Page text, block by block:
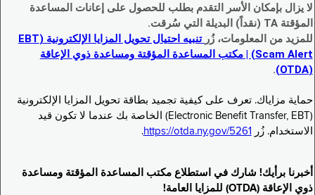
لا يزال بإمكان الأسر التقدم بطلب للحصول على إعانات المساعدة
المؤقتة TA (نقداً) البديلة التي سُرقت.
للمزيد من المعلومات، زُر
تنبيه احتيال تحويل المزايا الإلكترونية (EBT
Scam Alert) | مكتب المساعدة المؤقتة ومساعدة ذوي الإعاقة
(OTDA)
.
حماية مزاياك. تعرف على كيفية تجميد بطاقة تحويل المزايا الإلكترونية
(Electronic Benefit Transfer, EBT) الخاصة بك عندما لا تكون قيد
الاستخدام. زُر
https://otda.ny.gov/5261
.
أخبرنا برأيك! شارك في استطلاع مكتب المساعدة المؤقتة ومساعدة
ذوي الإعاقة (OTDA) للمزايا العامة!